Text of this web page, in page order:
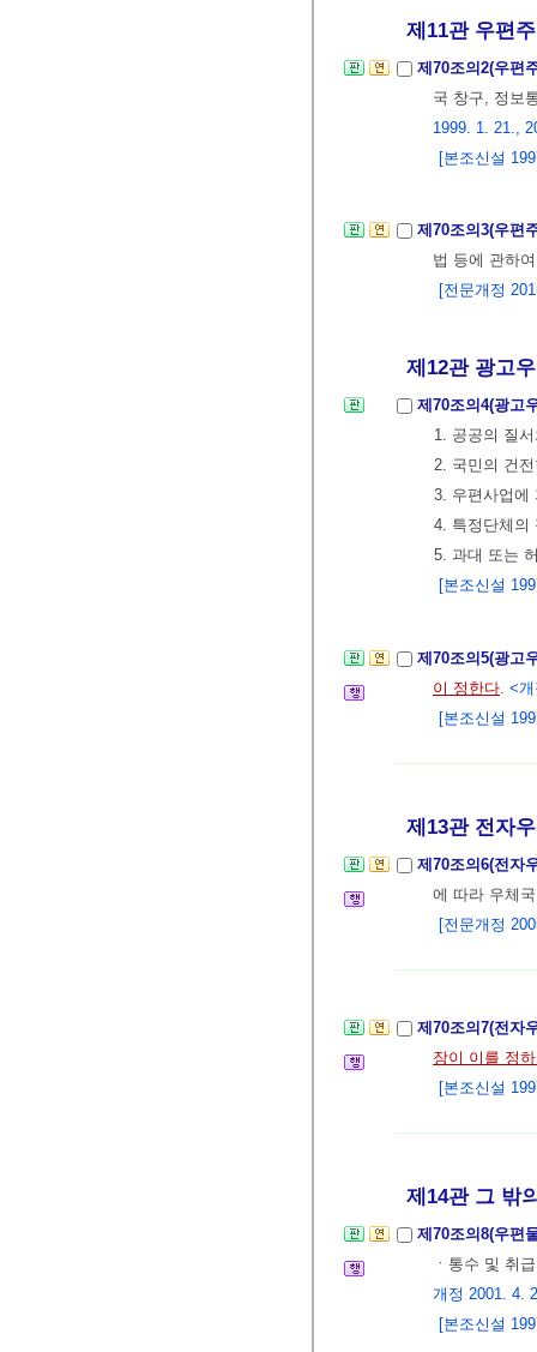
제11관 우편주
제70조의2(우편
국 창구, 정보
1999. 1. 21.,
[본조신설
제70조의3(우편
법 등에 관하
[전문개정
제12관 광고
제70조의4(광고
1. 공공의 질
2. 국민의 건
3. 우편사업에
4. 특정단체의
5. 과대 또는
[본조신설
제70조의5(광고
이 정한다 <
[본조신설
제13관 전자
제70조의6(전자
에 따라 우체
[전문개정
제70조의7(전자
장이 이를 정
[본조신설
제14관 그 밖의
제70조의8(우편
ㆍ통수 및 취
개정 2001. 4.
[본조신설